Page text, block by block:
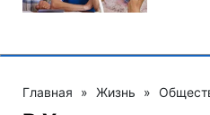
Главная » Жизнь »